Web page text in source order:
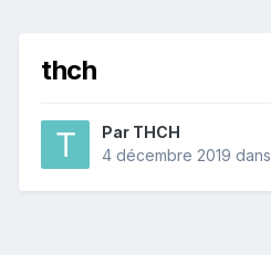
thch
Par THCH
4 décembre 2019 dans